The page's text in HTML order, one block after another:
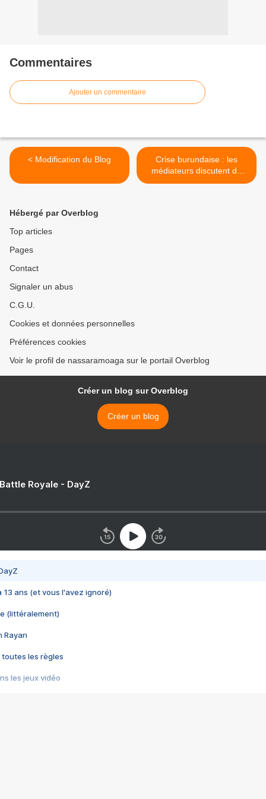
Commentaires
Ajouter un commentaire
< Modification du Blog
Crise burundaise : les
médiateurs discutent de
solutions >
Hébergé par Overblog
Top articles
Pages
Contact
Signaler un abus
C.G.U.
Cookies et données personnelles
Préférences cookies
Voir le profil de nassaramoaga sur le portail Overblog
Créer un blog sur Overblog
Créer un blog
Royale - DayZ
13 ans (et vous l'avez ignoré)
(littéralement)
Rayan
toutes les règles
les jeux vidéo